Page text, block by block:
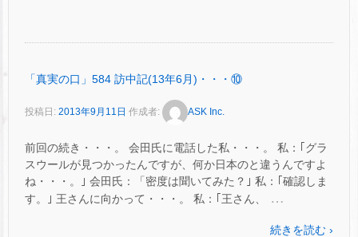
「真実の口」584 訪中記(13年6月)・・・⑩
投稿日: 2013年9月11日 作成者: ASK Inc.
前回の続き・・・。 会田氏に電話した私・・・。 私：｢グラ
スウールが見つかったんですが、何か日本のと違うんですよ
ね・・・。｣ 会田氏：「密度は聞いてみた？｣ 私：｢確認しま
す。｣ 王さんに向かって・・・。 私：｢王さん、
…
続きを読む ›